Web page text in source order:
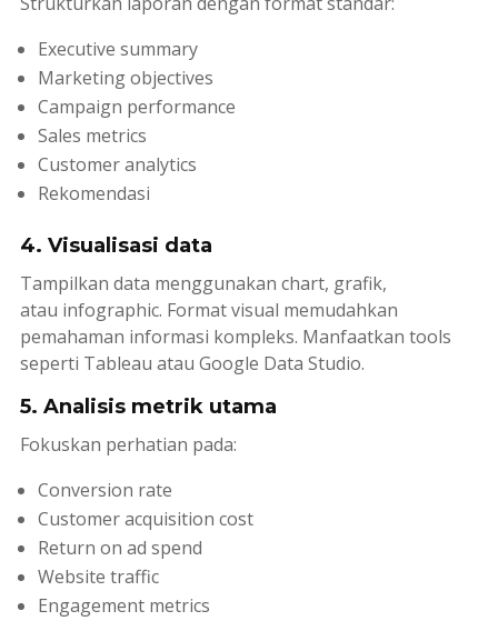
Executive summary
Marketing objectives
Campaign performance
Sales metrics
Customer analytics
Rekomendasi
4. Visualisasi data
Tampilkan data menggunakan chart, grafik,
atau infographic. Format visual memudahkan
pemahaman informasi kompleks. Manfaatkan tools
seperti Tableau atau Google Data Studio.
5. Analisis metrik utama
Fokuskan perhatian pada:
Conversion rate
Customer acquisition cost
Return on ad spend
Website traffic
Engagement metrics